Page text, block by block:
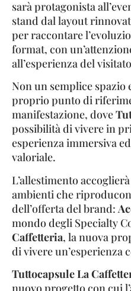
sarà protagonista
stand dal layout
per raccontare
format, con
all’esperienza del
Non un semplice spazio
proprio punto di
manifestazione, dove
possibilità di vivere in
esperienza immersiva
valoriale.
L’allestimento
ambienti che
dell’offerta del brand:
mondo degli Specialty
Caffetteria, la nuova
di vivere un’esperienza
Tuttocapsule La